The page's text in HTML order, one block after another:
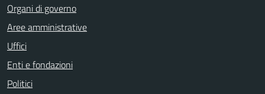
Organi di governo
Aree amministrative
Uffici
Enti e fondazioni
Politici